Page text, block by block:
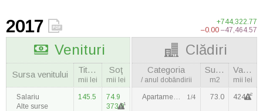
2017
+744,322.77
–0.00 –47,464.57
Venituri
Sursa venitului Titulara
mii lei
Soţ
mii lei
Salariu
Alte surse
145.5
74.9
373.91
Clădiri
Categoria
/ anul dobândirii
Suprafaţa
m2
Valoarea
mii lei
Apartament / 2000 1/4 73.0 424.72